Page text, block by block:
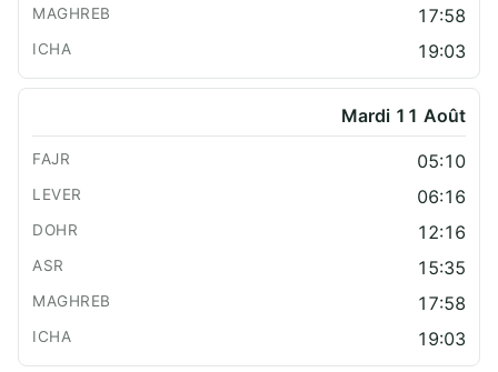
17:58
19:03
Mardi 11 Août
05:10
06:16
12:16
15:35
17:58
19:03